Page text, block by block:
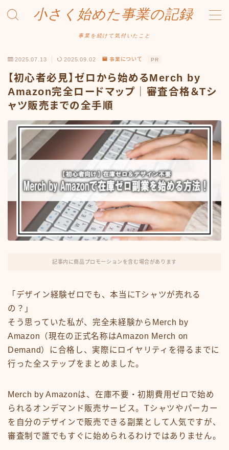
小さく始めた事業の記録
事業を続けて気付いたこと
Amazonせどり
トラブル事例
出品ノウハウ
フリマ物販
メルカリ販売
投資・株
FX・仮想通貨
リスキング・ラーニング
2025.07.13 2025.09.02 事業について PR
【初心者必見】ゼロから始めるMerch by
Amazon完全ロードマップ｜審査合格＆Tシ
ャツ販売までの全手順
記事内に商品プロモーションを含む場合があります
「デザイン経験ゼロでも、本当にTシャツが売れる
の？」
そう思っていた私が、完全未経験からMerch by
Amazon（現在の正式名称はAmazon Merch on
Demand）に合格し、実際にロイヤリティを得るまでに
行った全ステップをまとめました。
Merch by Amazonは、在庫不要・初期費用ゼロで始め
られるオンデマンド販売サービス。Tシャツやパーカー
を自分のデザインで販売できる副業として人気ですが、
審査制で誰でもすぐに始められるわけではありません。